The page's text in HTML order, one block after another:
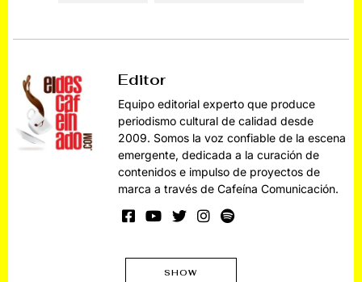
Editor
Equipo editorial experto que produce
periodismo cultural de calidad desde
2009. Somos la voz confiable de la escena
emergente, dedicada a la curación de
contenidos e impulso de proyectos de
marca a través de Cafeína Comunicación.
SHOW